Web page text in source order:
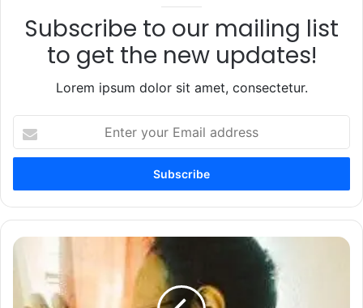
Subscribe to our mailing list
to get the new updates!
Lorem ipsum dolor sit amet, consectetur.
your
Email